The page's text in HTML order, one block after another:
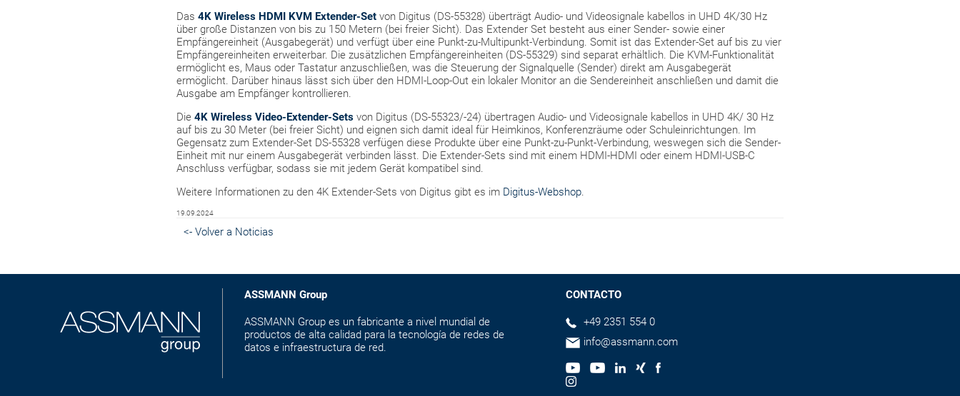
Das 4K Wireless HDMI KVM Extender-Set von Digitus (DS-55328) überträgt Audio- und Videosignale kabellos in UHD 4K/30 Hz
über große Distanzen von bis zu 150 Metern (bei freier Sicht). Das Extender Set besteht aus einer Sender- sowie einer
Empfängereinheit (Ausgabegerät) und verfügt über eine Punkt-zu-Multipunkt-Verbindung. Somit ist das Extender-Set auf bis zu vier
Empfängereinheiten erweiterbar. Die zusätzlichen Empfängereinheiten (DS-55329) sind separat erhältlich. Die KVM-Funktionalität
ermöglicht es, Maus oder Tastatur anzuschließen, was die Steuerung der Signalquelle (Sender) direkt am Ausgabegerät
ermöglicht. Darüber hinaus lässt sich über den HDMI-Loop-Out ein lokaler Monitor an die Sendereinheit anschließen und damit die
Ausgabe am Empfänger kontrollieren.
Die 4K Wireless Video-Extender-Sets von Digitus (DS-55323/-24) übertragen Audio- und Videosignale kabellos in UHD 4K/ 30 Hz
auf bis zu 30 Meter (bei freier Sicht) und eignen sich damit ideal für Heimkinos, Konferenzräume oder Schuleinrichtungen. Im
Gegensatz zum Extender-Set DS-55328 verfügen diese Produkte über eine Punkt-zu-Punkt-Verbindung, weswegen sich die Sender-
Einheit mit nur einem Ausgabegerät verbinden lässt. Die Extender-Sets sind mit einem HDMI-HDMI oder einem HDMI-USB-C
Anschluss verfügbar, sodass sie mit jedem Gerät kompatibel sind.
Weitere Informationen zu den 4K Extender-Sets von Digitus gibt es im Digitus-Webshop.
19.09.2024
<- Volver a Noticias
ASSMANN Group
ASSMANN Group es un fabricante a nivel mundial de
productos de alta calidad para la tecnología de redes de
datos e infraestructura de red.
CONTACTO
+49 2351 554 0
info@assmann.com